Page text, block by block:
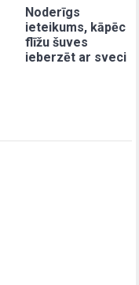
Noderīgs
ieteikums, kāpēc
flīžu šuves
ieberzēt ar sveci